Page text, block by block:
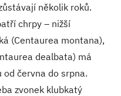
několik roků.
chrpy – nižší
(Centaurea montana),
dealbata) má
od června do srpna.
zvonek klubkatý